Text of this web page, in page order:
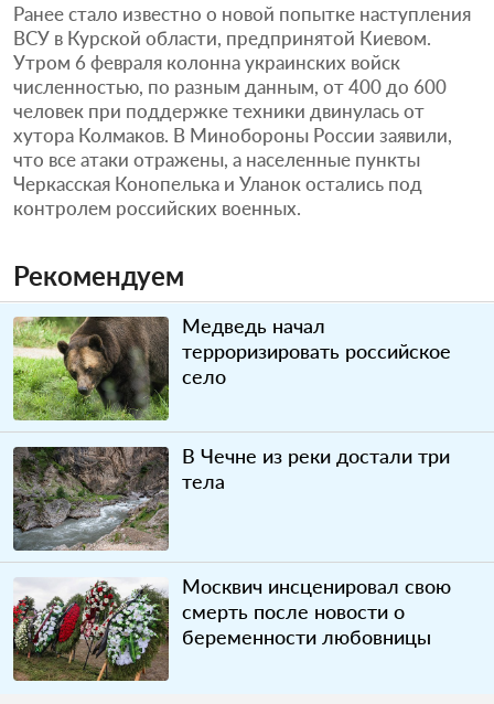
Ранее стало известно о новой попытке наступления
ВСУ в Курской области, предпринятой Киевом.
Утром 6 февраля колонна украинских войск
численностью, по разным данным, от 400 до 600
человек при поддержке техники двинулась от
хутора Колмаков. В Минобороны России заявили,
что все атаки отражены, а населенные пункты
Черкасская Конопелька и Уланок остались под
контролем российских военных.
Рекомендуем
Медведь начал
терроризировать российское
село
В Чечне из реки достали три
тела
Москвич инсценировал свою
смерть после новости о
беременности любовницы